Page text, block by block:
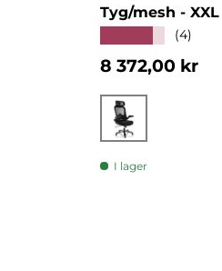
Tyg/mesh -
(4)
Normalpris
8 372,00 kr
Svart
I lager